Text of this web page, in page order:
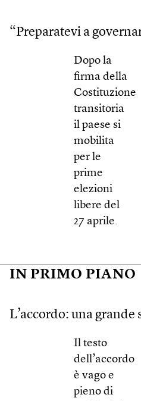
“Preparatevi a
Dopo la
firma della
Costituzione
transitoria
il paese si
mobilita
per le
prime
elezioni
libere del
27 aprile.
IN PRIMO PIANO
L’accordo: una grande
Il testo
dell’accordo
è vago e
pieno di